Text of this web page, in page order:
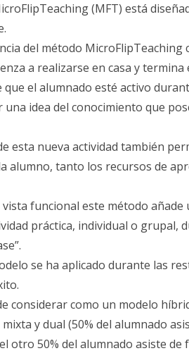
híbrido.
(MFT) está
del método
a realizarse en casa y termina
que el alumnado esté activo
idea del conocimiento que
esta nueva actividad también
alumno, tanto los recursos de
funcional este método
práctica, individual o grupal,
se ha aplicado durante las
considerar como un modelo
y dual (50% del alumnado
otro 50% del alumnado asiste de